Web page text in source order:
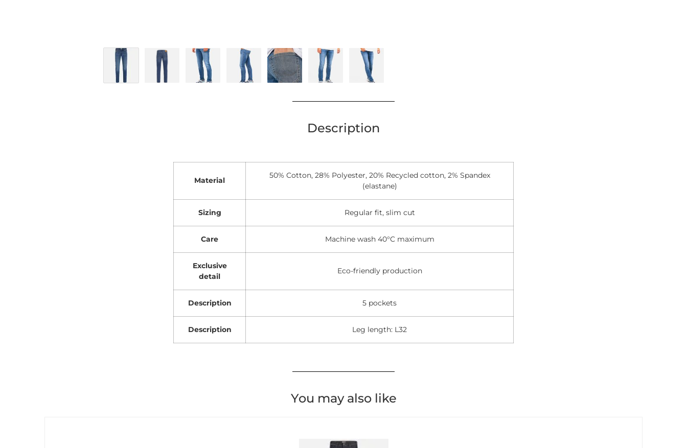
Description
Material
50% Cotton, 28% Polyester, 20% Recycled cotton, 2% Spandex
(elastane)
Sizing Regular fit, slim cut
Care Machine wash 40°C maximum
Exclusive
detail
Eco-friendly production
Description 5 pockets
Description Leg length: L32
You may also like